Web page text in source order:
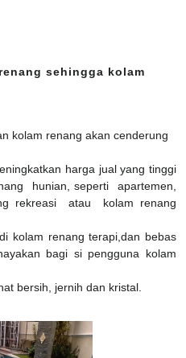
sehingga kolam
kolam renang akan cenderung
harga jual yang tinggi
hunian, seperti apartemen,
rekreasi atau kolam renang
kolam renang terapi,dan bebas
bagi si pengguna kolam
bersih, jernih dan kristal.